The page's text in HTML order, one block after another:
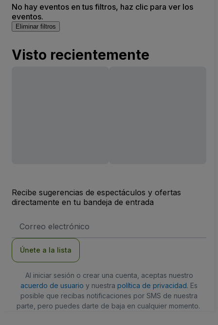
No hay eventos en tus filtros, haz clic para ver los
eventos.
Eliminar filtros
Visto recientemente
Recibe sugerencias de espectáculos y ofertas
directamente en tu bandeja de entrada
de
Únete a la lista
Al iniciar sesión o crear una cuenta, aceptas nuestro
acuerdo de usuario y nuestra política de privacidad. Es
posible que recibas notificaciones por SMS de nuestra
parte, pero puedes darte de baja en cualquier momento.